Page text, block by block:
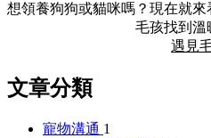
想領養狗狗或貓咪嗎？現在就
毛孩找到溫
遇見
文章分類
寵物溝通 1